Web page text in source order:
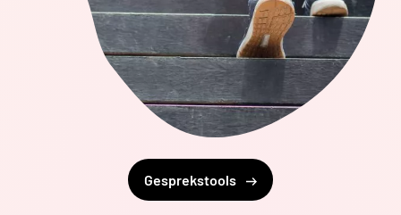
Gesprekstools